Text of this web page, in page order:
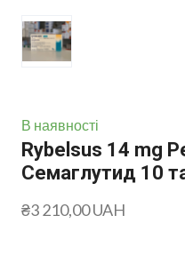
В наявності
Rybelsus 14 mg
Семаглутид 10
₴3 210,00 UAH